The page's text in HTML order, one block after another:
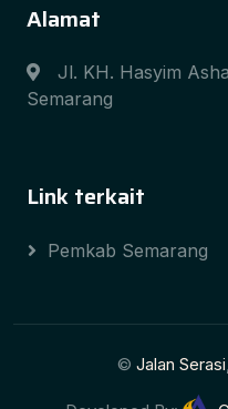
Alamat
Jl. KH. Hasyim
Semarang
Link terkait
Pemkab Semarang
© Jalan Serasi